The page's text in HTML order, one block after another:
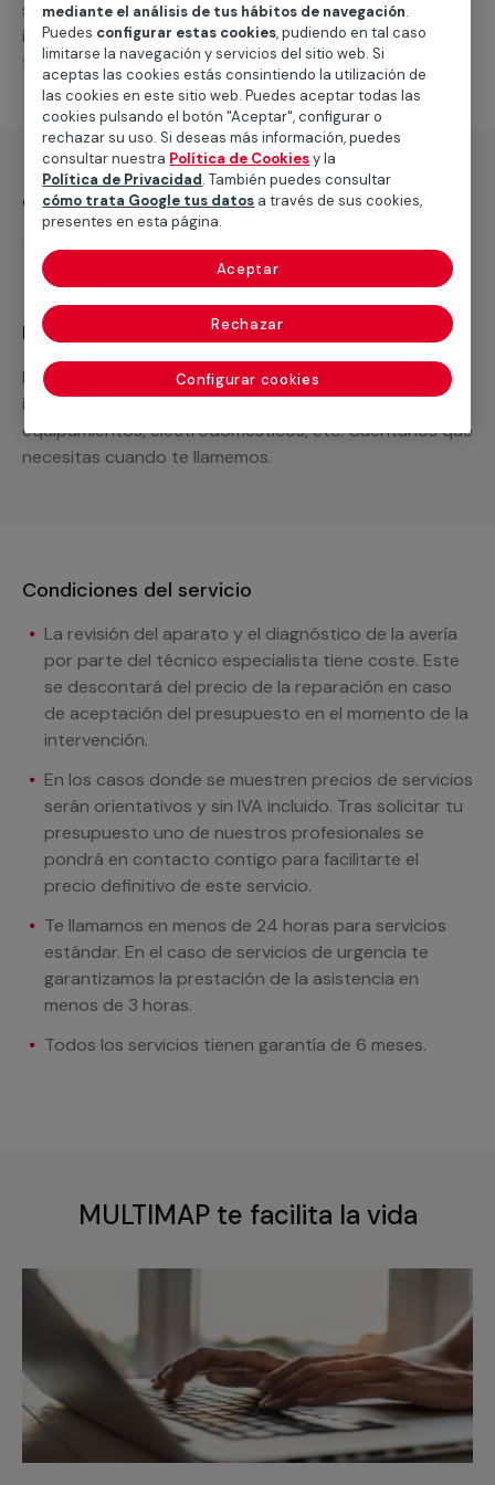
suministro de los materiales necesarios, las
intervenciones a realizar, o la mano de obra que hará
falta para completar tu proyecto.
¿Qué incluye?
Recuerda que en MULTIMAP
Podemos ofrecer cualquier servicio a medida
incluyendo todo lo que necesites: materiales,
equipamientos, electrodomésticos, etc. Cuéntanos que
necesitas cuando te llamemos.
Condiciones del servicio
La revisión del aparato y el diagnóstico de la avería
por parte del técnico especialista tiene coste. Este
se descontará del precio de la reparación en caso
de aceptación del presupuesto en el momento de la
intervención.
En los casos donde se muestren precios de servicios
serán orientativos y sin IVA incluido. Tras solicitar tu
presupuesto uno de nuestros profesionales se
pondrá en contacto contigo para facilitarte el
precio definitivo de este servicio.
Te llamamos en menos de 24 horas para servicios
estándar. En el caso de servicios de urgencia te
garantizamos la prestación de la asistencia en
menos de 3 horas.
Todos los servicios tienen garantía de 6 meses.
MULTIMAP te facilita la vida
mediante el análisis de tus hábitos de navegación.
Puedes configurar estas cookies, pudiendo en tal caso
limitarse la navegación y servicios del sitio web. Si
aceptas las cookies estás consintiendo la utilización de
las cookies en este sitio web. Puedes aceptar todas las
cookies pulsando el botón "Aceptar", configurar o
rechazar su uso. Si deseas más información, puedes
consultar nuestra Política de Cookiesy la
Política de Privacidad. También puedes consultar
cómo trata Google tus datos a través de sus cookies,
presentes en esta página.
Configurar cookies
Rechazar
Aceptar